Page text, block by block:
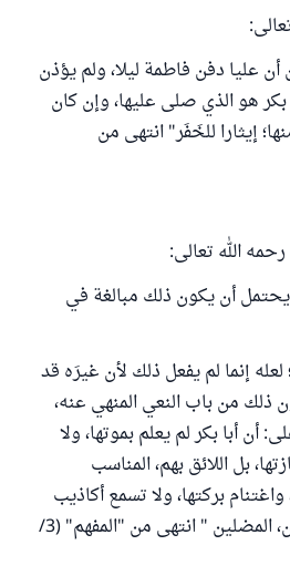
عليا دفن فاطمة ليلا، ‌ولم ‌يؤذن
بكر هو الذي صلى عليها، وإن كان
إيثارا للخَفَر" انتهى من
الله تعالى:
أن يكون ذلك مبالغة في
لعله إنما لم يفعل ذلك لأن غيرَه قد
ذلك من باب النعي المنهي عنه،
أبا بكر لم يعلم بموتها، ولا
بل اللائق بهم، المناسب
بركتها، ولا تسمع أكاذيب
الرَّافضة المبطلين، الضالين، المضلين " انتهى من "المفهم" (3/